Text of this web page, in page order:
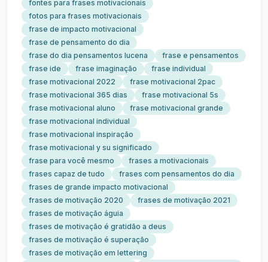
fontes para frases motivacionais
fotos para frases motivacionais
frase de impacto motivacional
frase de pensamento do dia
frase do dia pensamentos lucena
frase e pensamentos
frase ide
frase imaginação
frase individual
frase motivacional 2022
frase motivacional 2pac
frase motivacional 365 dias
frase motivacional 5s
frase motivacional aluno
frase motivacional grande
frase motivacional individual
frase motivacional inspiração
frase motivacional y su significado
frase para você mesmo
frases a motivacionais
frases capaz de tudo
frases com pensamentos do dia
frases de grande impacto motivacional
frases de motivação 2020
frases de motivação 2021
frases de motivação águia
frases de motivação é gratidão a deus
frases de motivação é superação
frases de motivação em lettering